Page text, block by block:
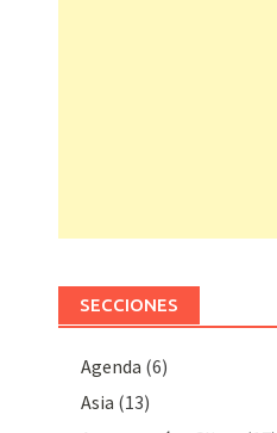
SECCIONES
Agenda (6)
Asia (13)